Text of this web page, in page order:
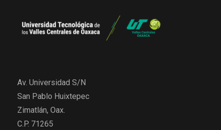
Av. Universidad S/N
San Pablo Huixtepec
Zimatlán, Oax.
C.P. 71265